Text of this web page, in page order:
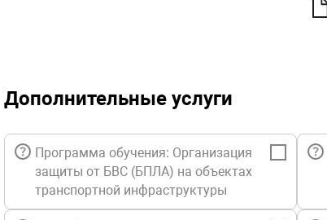
Дополнительные услуги
Программа обучения: Организация
защиты от БВС (БПЛА) на объектах
транспортной инфраструктуры